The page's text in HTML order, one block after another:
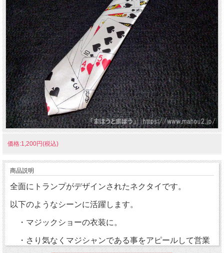
価格:1,200円(税込)
商品説明
全面にトランプがデザインされたネクタイです。
以下のようなシーンに活躍します。
・マジックショーの衣装に。
・さり気なくマジシャンである事をアピールして営業